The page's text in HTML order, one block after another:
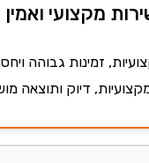
מקצועי ואמין
זמינות גבוהה ויחס
דיוק ותוצאה